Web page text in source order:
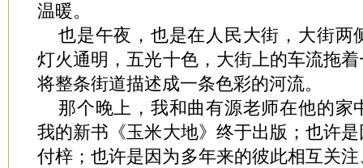
温暖。
也是午夜，也是在人民大街，大街两
灯火通明，五光十色，大街上的车流拖
将整条街道描述成一条色彩的河流。
那个晚上，我和曲有源老师在他的家
我的新书《玉米大地》终于出版；也许
付梓；也许是因为多年来的彼此相互关